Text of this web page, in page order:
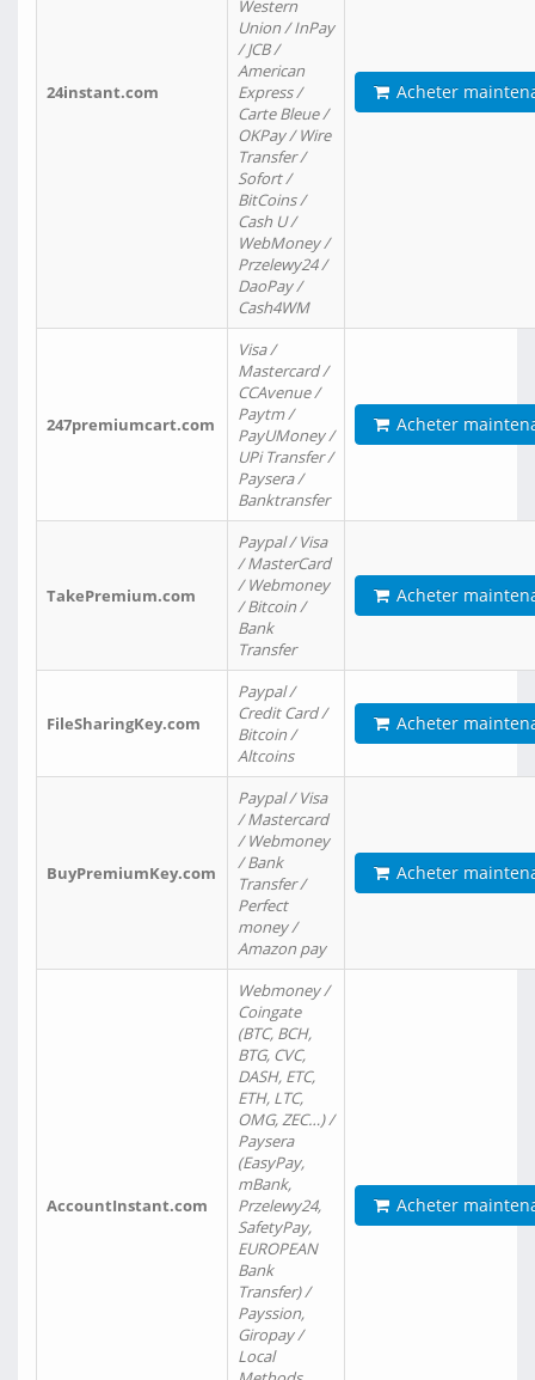
24instant.com
Western
Union / InPay
/ JCB /
American
Express /
Carte Bleue /
OKPay / Wire
Transfer /
Sofort /
BitCoins /
Cash U /
WebMoney /
Przelewy24 /
DaoPay /
Cash4WM
Acheter
247premiumcart.com
Visa /
Mastercard /
CCAvenue /
Paytm /
PayUMoney /
UPi Transfer /
Paysera /
Banktransfer
Acheter
TakePremium.com
Paypal / Visa
/ MasterCard
/ Webmoney
/ Bitcoin /
Bank
Transfer
Acheter
FileSharingKey.com
Paypal /
Credit Card /
Bitcoin /
Altcoins
Acheter
BuyPremiumKey.com
Paypal / Visa
/ Mastercard
/ Webmoney
/ Bank
Transfer /
Perfect
money /
Amazon pay
Acheter
AccountInstant.com
Webmoney /
Coingate
(BTC, BCH,
BTG, CVC,
DASH, ETC,
ETH, LTC,
OMG, ZEC…) /
Paysera
(EasyPay,
mBank,
Przelewy24,
SafetyPay,
EUROPEAN
Bank
Transfer) /
Payssion,
Giropay /
Local
Acheter